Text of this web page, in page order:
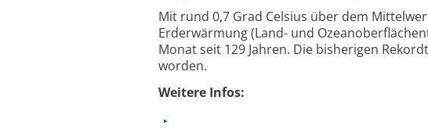
Mit rund 0,7 Grad Celsius über dem
Erderwärmung (Land- und
Monat seit 129 Jahren. Die bisherigen
worden.
Weitere Infos: